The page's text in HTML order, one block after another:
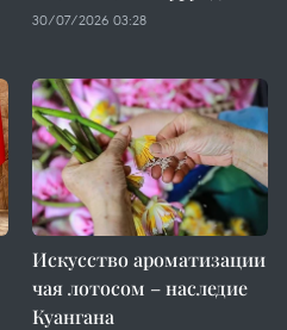
30/07/2026 03:28
Искусство ароматизации
чая лотосом – наследие
Куангана